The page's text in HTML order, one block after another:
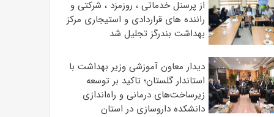
از پرسنل خدماتی ، روزمزد ، شرکتی و
راننده های قراردادی و استیجاری مرکز
بهداشت بندرگز تجلیل شد
دیدار معاون آموزشی وزیر بهداشت با
استاندار گلستان؛ تاکید بر توسعه
زیرساخت‌های درمانی و راه‌اندازی
دانشکده داروسازی در استان